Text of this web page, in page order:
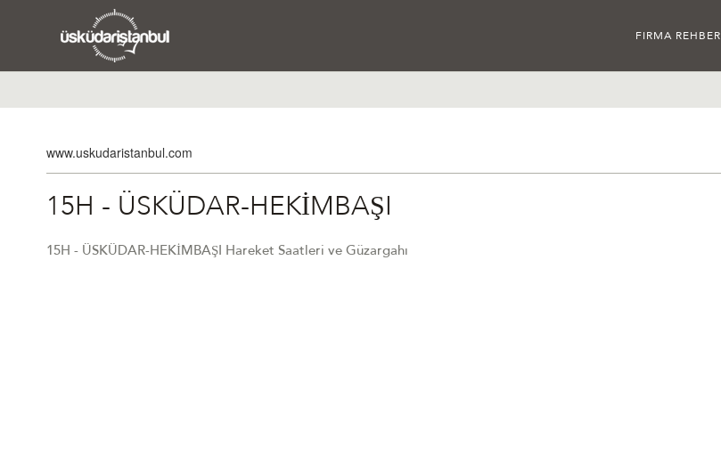
FIRMA REHBERI
www.uskudaristanbul.com
15H - ÜSKÜDAR-HEKİMBAŞI
15H - ÜSKÜDAR-HEKİMBAŞI Hareket Saatleri ve Güzargahı